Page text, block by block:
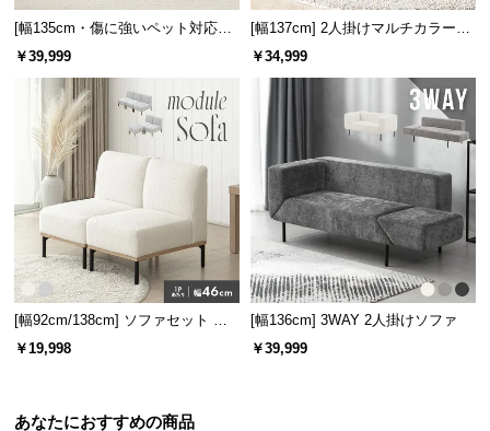
[幅135cm・傷に強いペット対応生
地] 天然木脚 2人掛けコンパクトソ
￥39,999
[幅137cm] 2人掛けマルチカラーソ
ファ
￥34,999
[幅92cm/138cm] ソファセット レ
イアウト自由！選べる4セット
￥19,998
[幅136cm] 3WAY 2人掛けソファ
￥39,999
あなたにおすすめの商品